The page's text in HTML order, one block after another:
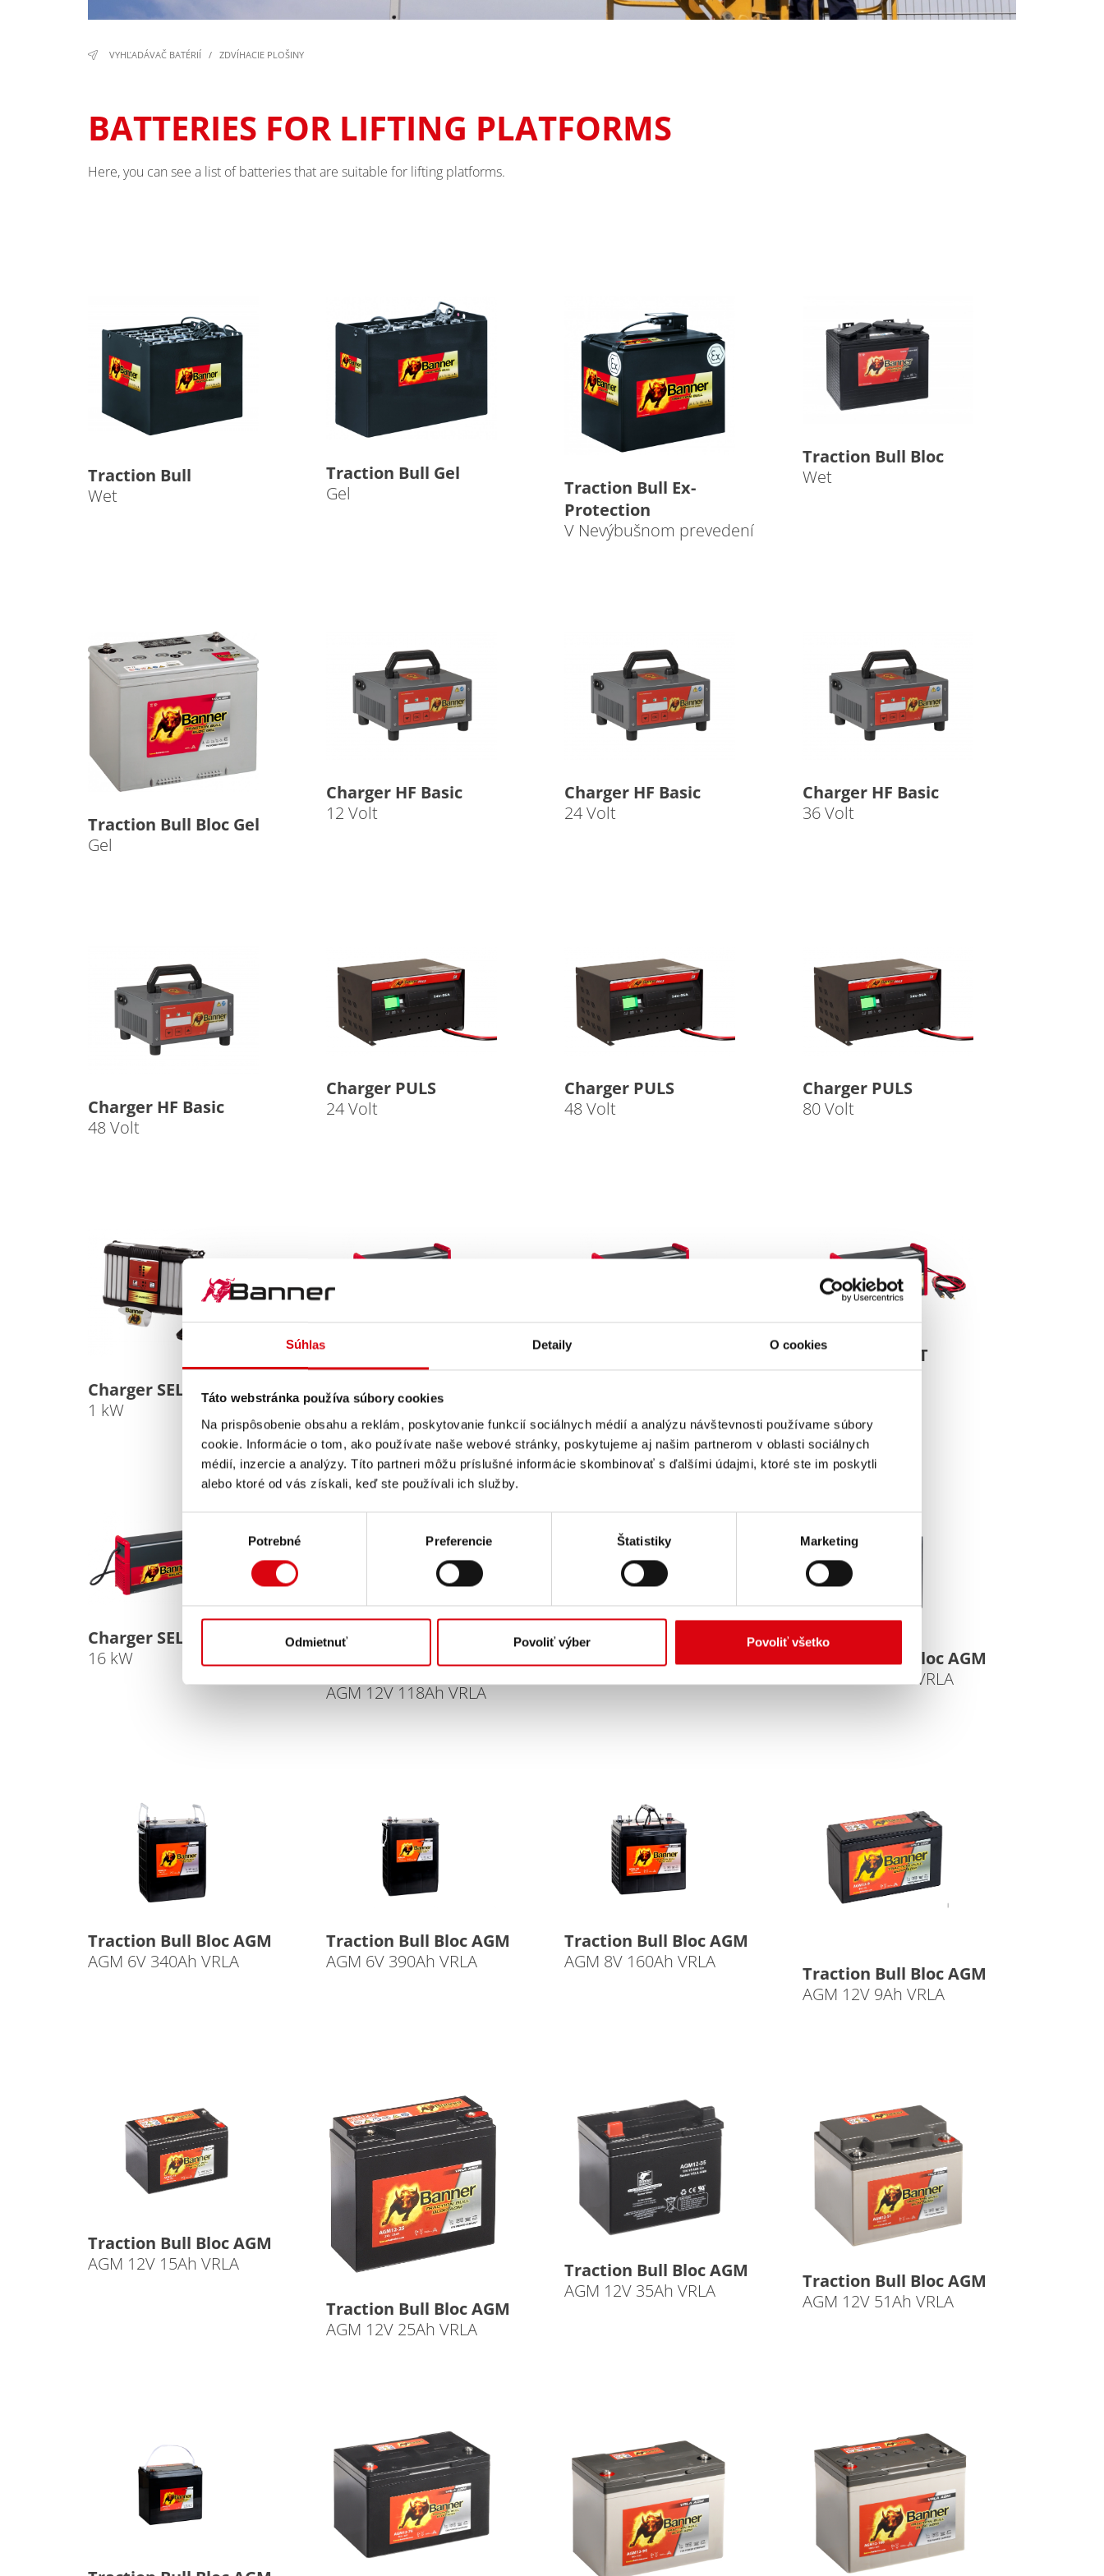
Súhlas Detaily O cookies
Táto webstránka používa súbory cookies
Na prispôsobenie obsahu a reklám, poskytovanie funkcií sociálnych médií a analýzu návštevnosti používame súbory
cookie. Informácie o tom, ako používate naše webové stránky, poskytujeme aj našim partnerom v oblasti sociálnych
médií, inzercie a analýzy. Títo partneri môžu príslušné informácie skombinovať s ďalšími údajmi, ktoré ste im poskytli
alebo ktoré od vás získali, keď ste používali ich služby.
súhlasu
Potrebné Preferencie Štatistiky Marketing
Odmietnuť Povoliť výber Povoliť všetko
VYHĽADÁVAČ BATÉRIÍ / ZDVÍHACIE PLOŠINY
BATTERIES FOR LIFTING PLATFORMS
Here, you can see a list of batteries that are suitable for lifting platforms.
Traction Bull
Wet
Traction Bull Gel
Gel
Traction Bull Ex-
Protection
V Nevýbušnom prevedení
Traction Bull Bloc
Wet
Traction Bull Bloc Gel
Gel
Charger HF Basic
12 Volt
Charger HF Basic
24 Volt
Charger HF Basic
36 Volt
Charger HF Basic
48 Volt
Charger PULS
24 Volt
Charger PULS
48 Volt
Charger PULS
80 Volt
Charger SELECT
1 kW
2 kW
Charger SELECT
3 kW
Charger SELECT
8 kW
Charger SELECT
16 kW
Traction Bull Bloc AGM
AGM 12V 118Ah VRLA
Traction Bull Bloc AGM
AGM 6V 210Ah VRLA
Traction Bull Bloc AGM
AGM 6V 245Ah VRLA
Traction Bull Bloc AGM
AGM 6V 340Ah VRLA
Traction Bull Bloc AGM
AGM 6V 390Ah VRLA
Traction Bull Bloc AGM
AGM 8V 160Ah VRLA
Traction Bull Bloc AGM
AGM 12V 9Ah VRLA
Traction Bull Bloc AGM
AGM 12V 15Ah VRLA
Traction Bull Bloc AGM
AGM 12V 25Ah VRLA
Traction Bull Bloc AGM
AGM 12V 35Ah VRLA
Traction Bull Bloc AGM
AGM 12V 51Ah VRLA